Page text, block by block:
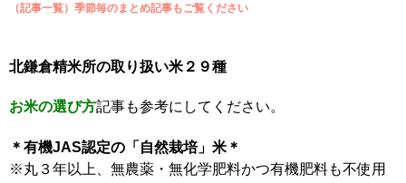
（記事一覧）季節毎のまとめ記事もご覧ください
北鎌倉精米所の取り扱い米２９種
お米の選び方記事も参考にしてください。
＊有機JAS認定の「自然栽培」米＊
※丸３年以上、無農薬・無化学肥料かつ有機肥料も不使用